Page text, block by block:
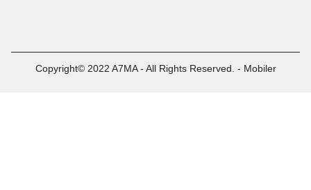
Copyright© 2022 A7MA - All Rights Reserved. - Mobiler